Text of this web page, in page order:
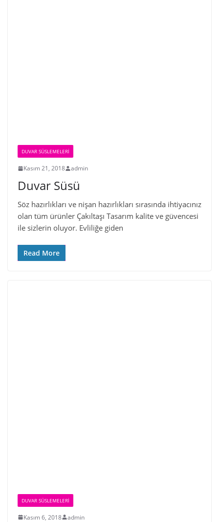
DUVAR SÜSLEMELERI
Kasım 21, 2018 admin
Duvar Süsü
Söz hazırlıkları ve nişan hazırlıkları sırasında ihtiyacınız
olan tüm ürünler Çakıltaşı Tasarım kalite ve güvencesi
ile sizlerin oluyor. Evliliğe giden
Read More
DUVAR SÜSLEMELERI
Kasım 6, 2018 admin